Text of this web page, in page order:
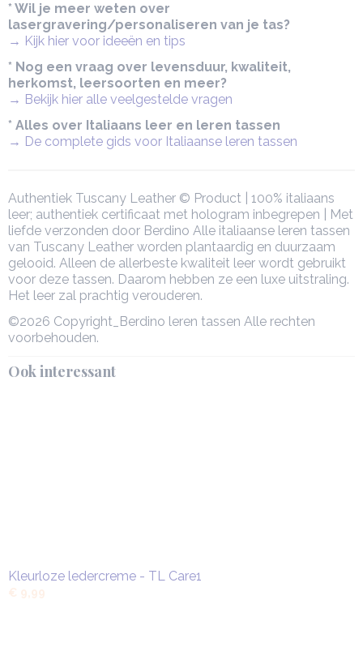
* Wil je meer weten over
lasergravering/personaliseren van je tas?
→ Kijk hier voor ideeën en tips
* Nog een vraag over levensduur, kwaliteit,
herkomst, leersoorten en meer?
→ Bekijk hier alle veelgestelde vragen
* Alles over Italiaans leer en leren tassen
→ De complete gids voor Italiaanse leren tassen
Authentiek Tuscany Leather © Product | 100% italiaans
leer; authentiek certificaat met hologram inbegrepen | Met
liefde verzonden door Berdino Alle italiaanse leren tassen
van Tuscany Leather worden plantaardig en duurzaam
gelooid. Alleen de allerbeste kwaliteit leer wordt gebruikt
voor deze tassen. Daarom hebben ze een luxe uitstraling.
Het leer zal prachtig verouderen.
©2026 Copyright_Berdino leren tassen Alle rechten
voorbehouden.
Ook interessant
Kleurloze ledercreme - TL Care1
€ 9,99